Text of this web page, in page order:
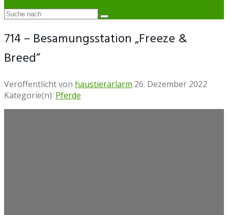
714 – Besamungsstation „Freeze &
Breed“
Veröffentlicht von haustierarlarm 26. Dezember 2022
Kategorie(n): Pferde